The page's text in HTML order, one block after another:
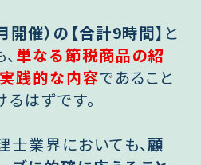
催）の【合計9時間】 と
単なる節税商品の紹
践的な内容であること
はずです。
業界においても、顧